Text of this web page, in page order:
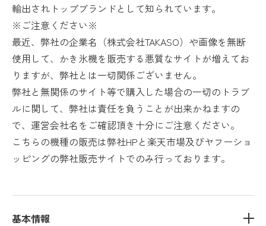
輸出されトップブランドとして知られています。
※ご注意ください※
最近、弊社の企業名（株式会社TAKASO）や画像を無断
使用して、かき氷機を販売する悪質なサイトが増えてお
りますが、弊社とは一切関係ございません。
弊社と無関係のサイト等で購入した場合の一切のトラブ
ルに関して、弊社は責任を負うことが出来かねますの
で、運営会社名をご確認頂き十分にご注意ください。
こちらの機種の販売は弊社HPと楽天市場及びヤフーショ
ッピングの弊社販売サイトでのみ行っております。
基本情報